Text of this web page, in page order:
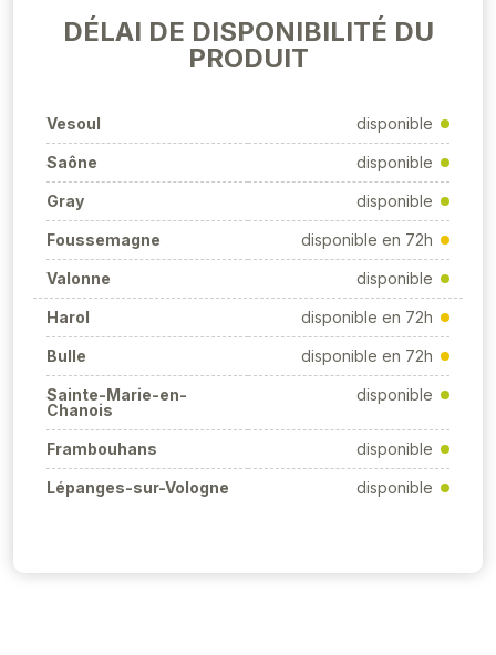
DÉLAI DE DISPONIBILITÉ DU
PRODUIT
Vesoul disponible
Saône disponible
Gray disponible
Foussemagne disponible en 72h
Valonne disponible
Harol disponible en 72h
Bulle disponible en 72h
Sainte-Marie-en-
Chanois
disponible
Frambouhans disponible
Lépanges-sur-Vologne disponible